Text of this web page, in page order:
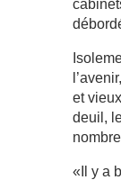
et
deuil,
«Il y a